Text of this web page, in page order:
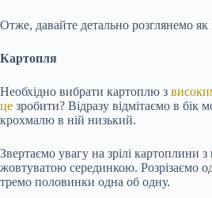
Отже, давайте детально розглянемо як
Картопля
Необхідно вибрати картоплю з
це зробити? Відразу відмітаємо в бік
крохмалю в ній низький.
Звертаємо увагу на зрілі картоплини
жовтуватою серединкою. Розрізаємо
тремо половинки одна об одну.